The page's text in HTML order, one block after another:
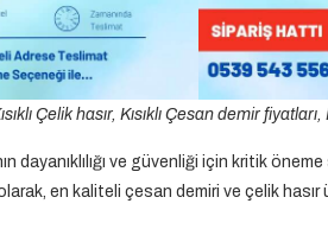
Çelik hasır, Kısıklı Çesan demir
dayanıklılığı ve güvenliği için kritik
en kaliteli çesan demiri ve çelik